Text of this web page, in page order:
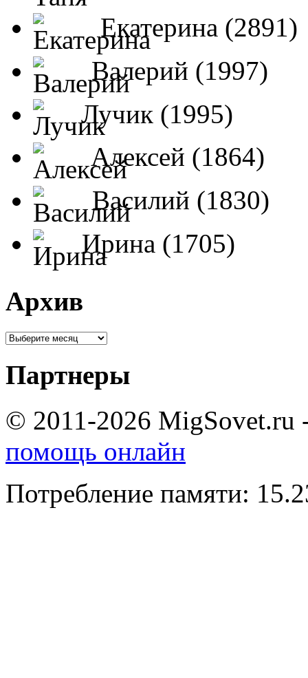
Екатерина (2891)
Валерий (1997)
Лучик (1995)
Алексей (1864)
Василий (1830)
Ирина (1705)
Архив
Партнеры
© 2011-2026 MigSovet.ru
помощь онлайн
Потребление памяти: